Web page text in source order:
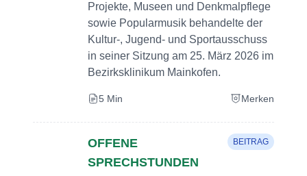
Projekte, Museen und Denkmalpflege
sowie Popularmusik behandelte der
Kultur-, Jugend- und Sportausschuss
in seiner Sitzung am 25. März 2026 im
Bezirksklinikum Mainkofen.
5 Min Merken
OFFENE
SPRECHSTUNDEN
BEITRAG